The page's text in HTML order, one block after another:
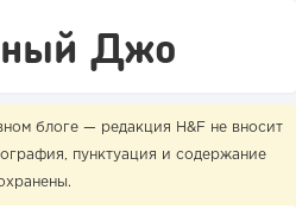
Джо
блоге — редакция H&F не вносит
пунктуация и содержание